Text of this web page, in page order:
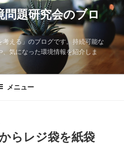
問題研究会のブロ
考える」のブログです。持続可能な
気になった環境情報を紹介しま
メニュー
らレジ袋を紙袋